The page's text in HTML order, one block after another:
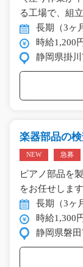
る工場で、組
長期（3ヶ
時給1,200
静岡県掛
楽器部品の
NEW 急募
ピアノ部品を
をお任せしま
長期（3ヶ
時給1,300
静岡県磐